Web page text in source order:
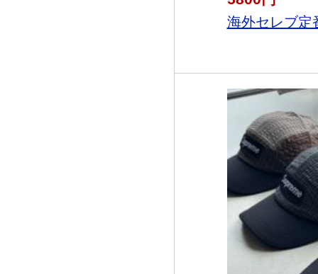
海外セレブ定